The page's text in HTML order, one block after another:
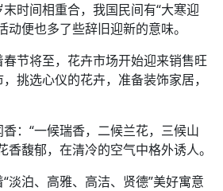
时间相重合，我国民间有“大寒迎
动便也多了些辞旧迎新的意味。
节将至，花卉市场开始迎来销售旺
挑选心仪的花卉，准备装饰家居，
：“一候瑞香，二候兰花，三候山
香馥郁，在清冷的空气中格外诱人。
淡泊、高雅、高洁、贤德”美好寓意